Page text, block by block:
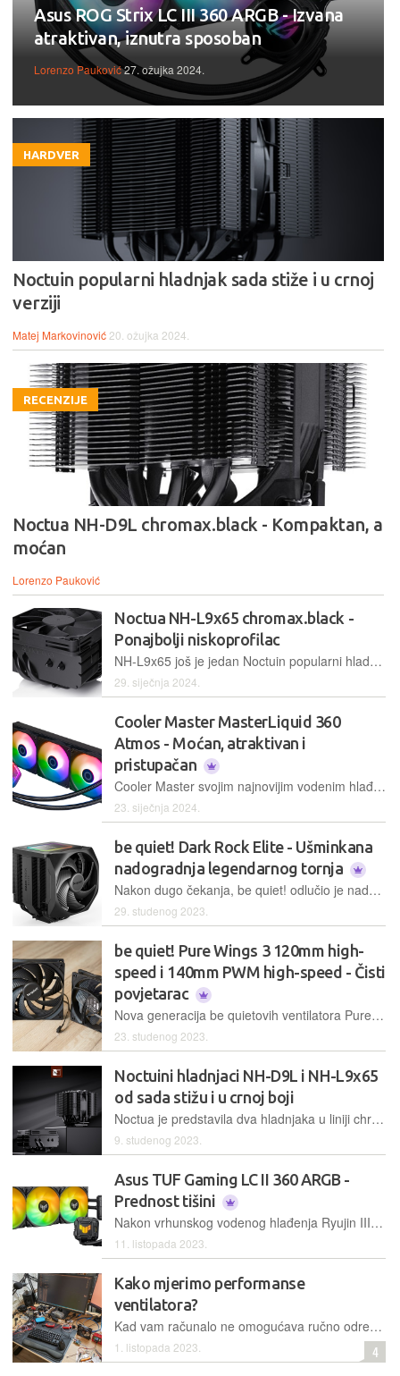
Asus ROG Strix LC III 360 ARGB - Izvana
atraktivan, iznutra sposoban
Lorenzo Pauković27. ožujka 2024.
HARDVER
Noctuin popularni hladnjak sada stiže i u crnoj
verziji
Matej Markovinović 20. ožujka 2024.
RECENZIJE
Noctua NH-D9L chromax.black - Kompaktan, a
moćan
Lorenzo Pauković
Noctua NH-L9x65 chromax.black -
Ponajbolji niskoprofilac
NH-L9x65 još je jedan Noctuin popularni hladnjak, koji je nedavno ugledao svjetlo dana u stealth varijanti, u cijelosti obojenoj u crno. Riječ je o niskoprofilnom modelu za najkompaktnija računala
29. siječnja 2024.
Cooler Master MasterLiquid 360
Atmos - Moćan, atraktivan i
pristupačan
Cooler Master svojim najnovijim vodenim hlađenjem obećava mnogo, a pritom cijenu drži u razumnim granicama. Provjerili smo kako se 360-milimetarski Atmos snalazi u praksi
23. siječnja 2024.
be quiet! Dark Rock Elite - Ušminkana
nadogradnja legendarnog tornja
Nakon dugo čekanja, be quiet! odlučio je nadograditi svoje najbolje zračne hladnjake. Dark Rock Elite posve je prilagođen modernim vremenima i aktualnim procesorima
29. studenog 2023.
be quiet! Pure Wings 3 120mm high-
speed i 140mm PWM high-speed - Čisti
povjetarac
Nova generacija be quietovih ventilatora Pure Wings 3 kroči stopama prethodnika te nastoji za što manje novca i buke ponuditi kompetentne rashladne performanse
23. studenog 2023.
Noctuini hladnjaci NH-D9L i NH-L9x65
od sada stižu i u crnoj boji
Noctua je predstavila dva hladnjaka u liniji chromax.black za korisnike koji cijene estetiku izrade jednako kao i performanse
9. studenog 2023.
Asus TUF Gaming LC II 360 ARGB -
Prednost tišini
Nakon vrhunskog vodenog hlađenja Ryujin III 360, Asus je predstavio nove modele u cjenovno mnogo "pitomijoj" liniji TUF Gaming
11. listopada 2023.
Kako mjerimo performanse
ventilatora?
Kad vam računalo ne omogućava ručno određivanje PWM-a za reguliranje brzine ventilatora, ali i ako želite izmjeriti buku samo jednog ventilatora, a ne i svih ostalih koje imate u računalu (na procesoru, grafičkoj kartici), te ako želite izmjeriti električne karakteristike (napon, jakost struje, snagu), potrebno je zasukati rukave
1. listopada 2023. 4